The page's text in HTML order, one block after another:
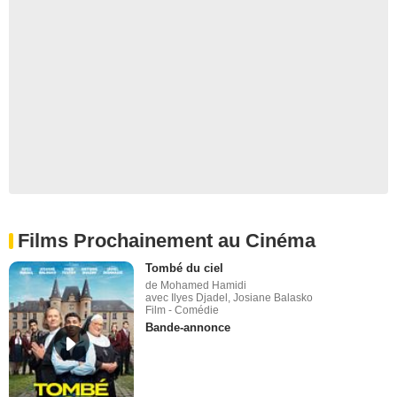
Films Prochainement au Cinéma
Tombé du ciel
de Mohamed Hamidi
avec Ilyes Djadel, Josiane Balasko
Film - Comédie